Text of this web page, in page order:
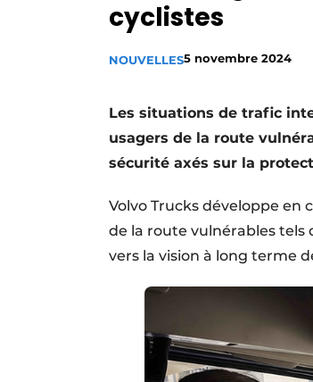
Termes et conditions
cyclistes
NOUVELLES5 novembre 2024
Les situations de trafic
usagers de la route
sécurité axés sur la
Volvo Trucks développe en
de la route vulnérables tels
vers la vision à long terme